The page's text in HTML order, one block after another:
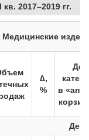
2017–2019 гг.
Медицинские
∆,
%
в